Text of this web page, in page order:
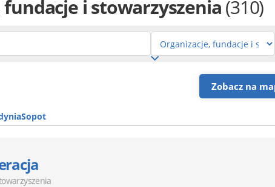
fundacje i stowarzyszenia(310)
Zobacz na
Sopot